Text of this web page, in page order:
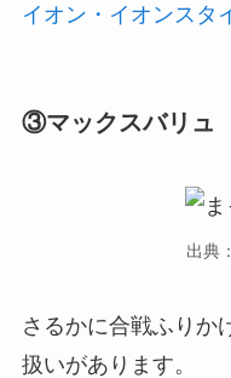
イオン・イオンスタ
③マックスバリュ
出典：
さるかに合戦ふりか
扱いがあります。